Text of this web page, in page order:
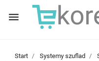
menu
Start Systemy szuflad